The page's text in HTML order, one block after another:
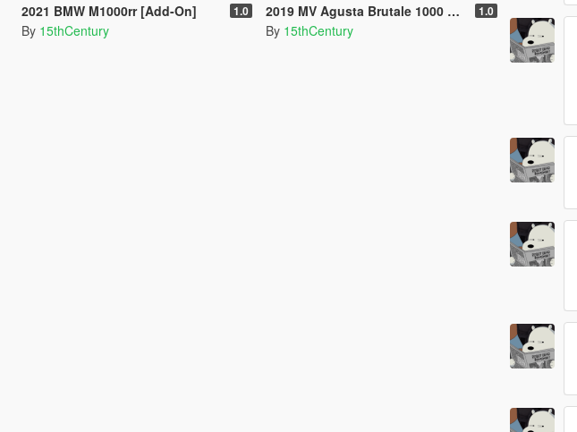
2021 BMW M1000rr [Add-On] 1.0
By 15thCentury
2019 MV Agusta Brutale 1000 Serie Oro [Add-On] 1.0
By 15thCentury